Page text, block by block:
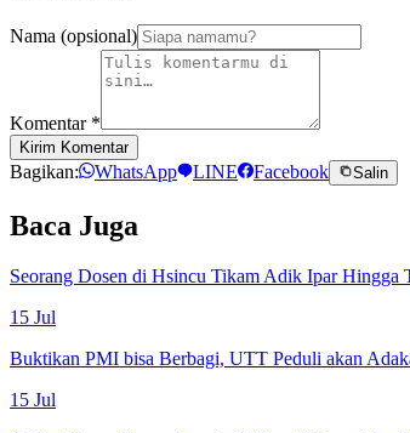
Nama (opsional)
Komentar *
Kirim Komentar
Bagikan: WhatsApp LINE Facebook Salin
Baca Juga
Seorang Dosen di Hsincu Tikam Adik Ipar Hingga
15 Jul
Buktikan PMI bisa Berbagi, UTT Peduli akan
15 Jul